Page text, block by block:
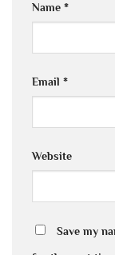
Name *
Email *
Website
Save my